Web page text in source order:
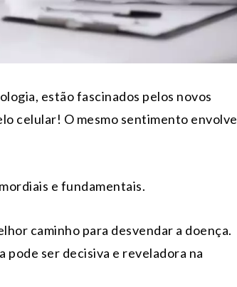
estão fascinados pelos novos
celular! O mesmo sentimento envolve
e fundamentais.
caminho para desvendar a doença.
pode ser decisiva e reveladora na